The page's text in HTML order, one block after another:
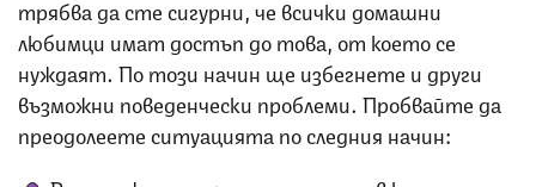
трябва да сте сигурни, че всички домашни
любимци имат достъп до това, от което се
нуждаят. По този начин ще избегнете и други
възможни поведенчески проблеми. Пробвайте да
преодолеете ситуацията по следния начин: